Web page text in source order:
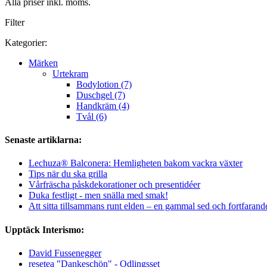
Filter
Kategorier:
Märken
Urtekram
Bodylotion (7)
Duschgel (7)
Handkräm (4)
Tvål (6)
Senaste artiklarna:
Lechuza® Balconera: Hemligheten bakom vackra växter
Tips när du ska grilla
Vårfräscha påskdekorationer och presentidéer
Duka festligt - men snälla med smak!
Att sitta tillsammans runt elden – en gammal sed och
Upptäck Interismo:
David Fussenegger
resetea "Dankeschön" - Odlingsset